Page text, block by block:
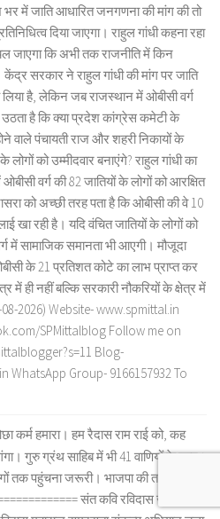
में जाति आधारित जनगणना की मांग की तो
दिया जाएगा। राहुल गांधी कहना रहा
जाएगा कि अभी तक राजनीति में किन
केंद्र सरकार ने राहुल गांधी की मांग पर जाति
है, लेकिन जब राजस्थान में ओबीसी वर्ग
उठता है कि क्या प्रदेश कांग्रेस कमेटी के
वाले पंचायती राज और शहरी निकायों के
को उम्मीदवार बनाएंगे? राहुल गांधी का
वर्ग की 82 जातियों के लोगों को आरक्षित
को अच्छी तरह पता है कि ओबीसी की वे 10
खा रही है। यदि वंचित जातियों के लोगों को
में सामाजिक समानता भी आएगी। मौजूदा
के 21 प्रतिशत कोटे का लाभ प्राप्त कर
में ही नहीं बल्कि सरकारी नौकरियों के क्षेत्र में
08-2026) Website- www.spmittal.in
SPMittalblog Follow me on
Blog-
WhatsApp Group- 9166157932 To
हमारा। हम रैदास राम राई को, कह
गुरु ग्रंथ साहिब में भी 41 वाणियों के शब्द।
तक पहुंचना जरूरी। भाजपा की तरह
संत कवि रविदास जी 650 वीं